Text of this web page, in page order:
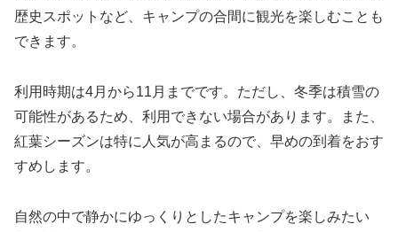
歴史スポットなど、キャンプの合間に観光を楽しむことも
できます。
利用時期は4月から11月までです。ただし、冬季は積雪の
可能性があるため、利用できない場合があります。また、
紅葉シーズンは特に人気が高まるので、早めの到着をおす
すめします。
自然の中で静かにゆっくりとしたキャンプを楽しみたい